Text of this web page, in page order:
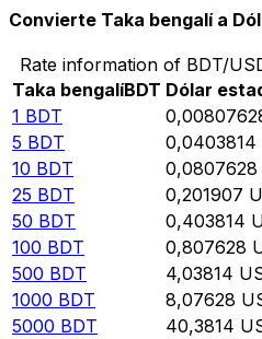
Convierte Taka bengalí a
Rate information of BDT/
Taka bengalíBDT Dólar
1 BDT
5 BDT 0,0403814
10 BDT 0,0807628
25 BDT 0,201907
50 BDT 0,403814
100 BDT 0,807628
500 BDT 4,03814
1000 BDT 8,07628
5000 BDT 40,3814